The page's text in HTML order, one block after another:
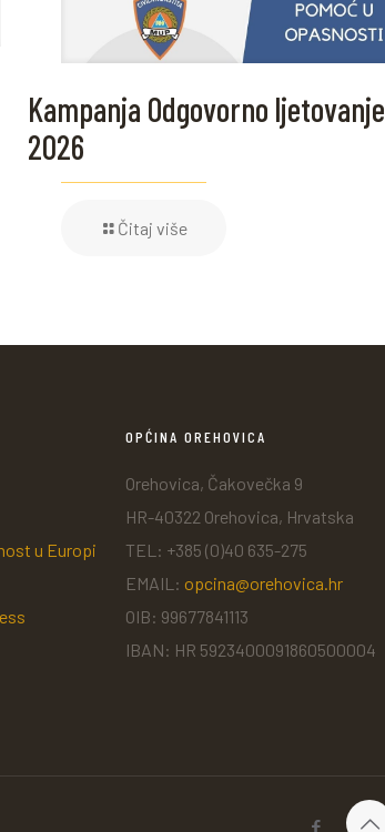
Kampanja Odgovorno ljetovanje
2026
Čitaj više
u Europi
OPĆINA OREHOVICA
Orehovica, Čakovečka 9
HR-40322 Orehovica, Hrvatska
TEL: +385 (0)40 635-275
EMAIL: opcina@orehovica.hr
OIB: 99677841113
IBAN: HR 5923400091860500004